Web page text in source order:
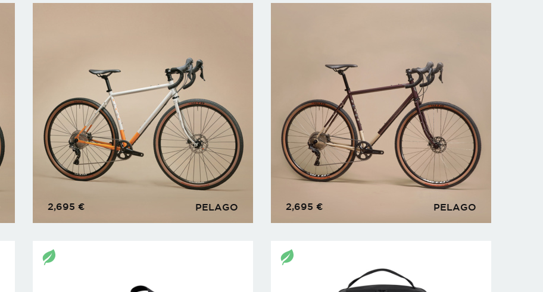
PELAGO
2,695 € PELAGO
2,695 €